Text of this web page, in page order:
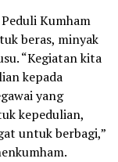
Kumham
beras, minyak
“Kegiatan kita
kepada
yang
kepedulian,
untuk berbagi,”